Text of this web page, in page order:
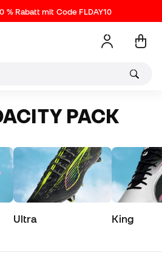
% Rabatt mit Code FLDAY10
PACK
Ultra King